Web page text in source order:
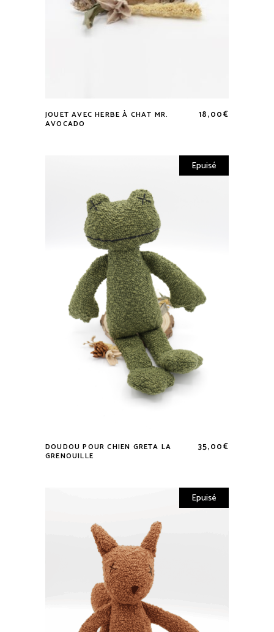
JOUET AVEC HERBE À CHAT MR.
AVOCADO
18,00€
Epuisé
Lire la suite
DOUDOU POUR CHIEN GRETA LA
GRENOUILLE
35,00€
Epuisé